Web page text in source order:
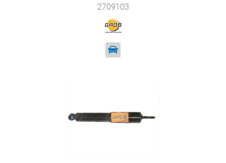
2709103